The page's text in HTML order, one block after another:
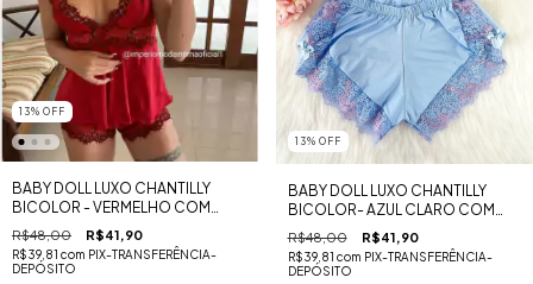
13% OFF
BABY DOLL LUXO CHANTILLY
BICOLOR - VERMELHO COM
FLOR PRETO
R$48,00 R$41,90
R$39,81 com PIX-TRANSFERÊNCIA-
DEPÓSITO
13% OFF
BABY DOLL LUXO CHANTILLY
BICOLOR- AZUL CLARO COM
ROSE
R$48,00 R$41,90
R$39,81 com PIX-TRANSFERÊNCIA-
DEPÓSITO